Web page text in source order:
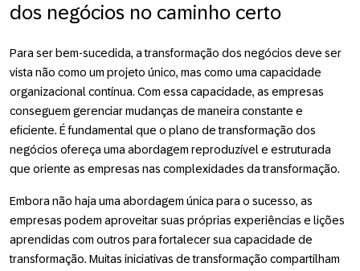
dos negócios no caminho certo
Para ser bem-sucedida, a transformação dos negócios deve ser
vista não como um projeto único, mas como uma capacidade
organizacional contínua. Com essa capacidade, as empresas
conseguem gerenciar mudanças de maneira constante e
eficiente. É fundamental que o plano de transformação dos
negócios ofereça uma abordagem reproduzível e estruturada
que oriente as empresas nas complexidades da transformação.
Embora não haja uma abordagem única para o sucesso, as
empresas podem aproveitar suas próprias experiências e lições
aprendidas com outros para fortalecer sua capacidade de
transformação. Muitas iniciativas de transformação compartilham